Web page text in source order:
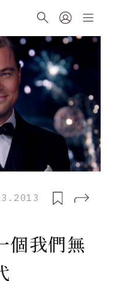
個我們無